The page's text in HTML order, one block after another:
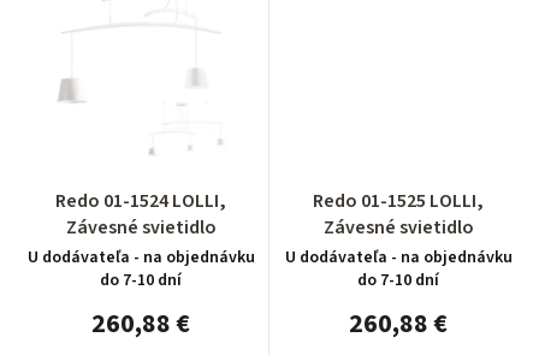
Redo 01-1524 LOLLI,
Závesné svietidlo
U dodávateľa - na objednávku
do 7-10 dní
260,88 €
Redo 01-1525 LOLLI,
Závesné svietidlo
U dodávateľa - na objednávku
do 7-10 dní
260,88 €